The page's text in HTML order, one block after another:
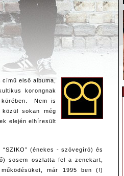
első albuma,
korongnak
Nem is
sokan még
elején elhíresült
(énekes - szövegíró) és
sosem oszlatta fel a zenekart,
már 1995 ben (!)